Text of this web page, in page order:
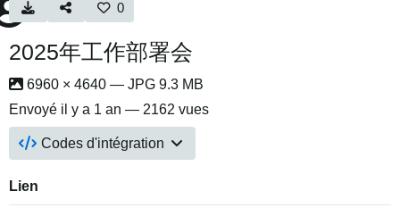
0
2025年工作部署会
6960 × 4640 — JPG 9.3 MB
Envoyé il y a 1 an — 2162 vues
Codes d'intégration
Lien